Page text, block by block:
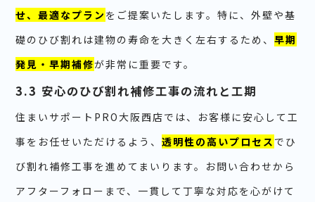
せ、最適なプラン をご提案いたします。特に、外壁や基
礎のひび割れは建物の寿命を大きく左右するため、早期
発見・早期補修が非常に重要です。
3.3 安心のひび割れ補修工事の流れと工期
住まいサポートPRO大阪西店では、お客様に安心して工
事をお任せいただけるよう、透明性の高いプロセス でひ
び割れ補修工事を進めてまいります。お問い合わせから
アフターフォローまで、一貫して丁寧な対応を心がけて